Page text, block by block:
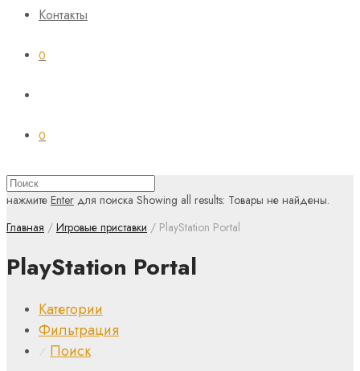
Контакты
0
0
нажмите Enter для поиска Showing all results: Товары не найдены.
Главная / Игровые приставки / PlayStation Portal
PlayStation Portal
Категории
Фильтрация
⁄ Поиск